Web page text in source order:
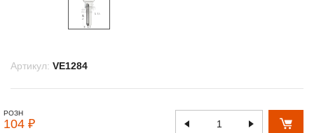
Артикул: VE1284
РОЗН
104 ₽